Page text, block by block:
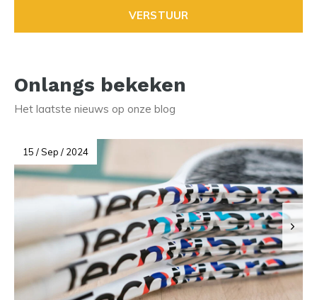
VERSTUUR
Onlangs bekeken
Het laatste nieuws op onze blog
15 / Sep / 2024